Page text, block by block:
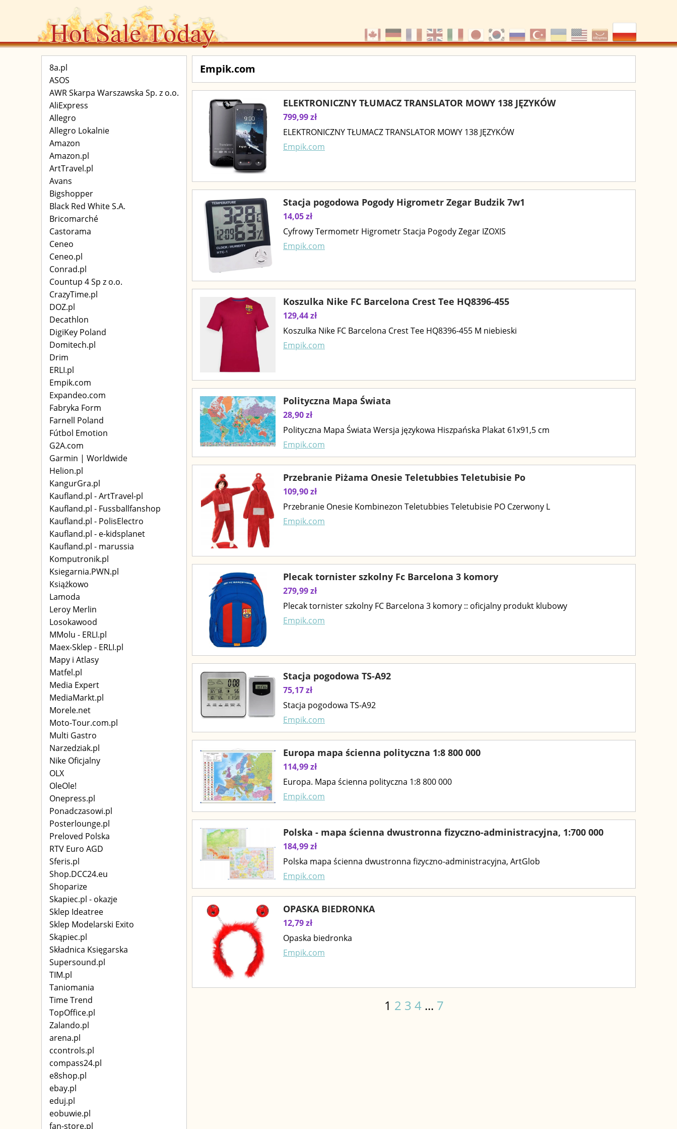
8a.pl
ASOS
AWR Skarpa Warszawska Sp. z o.o.
AliExpress
Allegro
Allegro Lokalnie
Amazon
Amazon.pl
ArtTravel.pl
Avans
Bigshopper
Black Red White S.A.
Bricomarché
Castorama
Ceneo
Ceneo.pl
Conrad.pl
Countup 4 Sp z o.o.
CrazyTime.pl
DOZ.pl
Decathlon
DigiKey Poland
Domitech.pl
Drim
ERLI.pl
Empik.com
Expandeo.com
Fabryka Form
Farnell Poland
Fútbol Emotion
G2A.com
Garmin | Worldwide
Helion.pl
KangurGra.pl
Kaufland.pl - ArtTravel-pl
Kaufland.pl - Fussballfanshop
Kaufland.pl - PolisElectro
Kaufland.pl - e-kidsplanet
Kaufland.pl - marussia
Komputronik.pl
Ksiegarnia.PWN.pl
Książkowo
Lamoda
Leroy Merlin
Losokawood
MMolu - ERLI.pl
Maex-Sklep - ERLI.pl
Mapy i Atlasy
Matfel.pl
Media Expert
MediaMarkt.pl
Morele.net
Moto-Tour.com.pl
Multi Gastro
Narzedziak.pl
Nike Oficjalny
OLX
OleOle!
Onepress.pl
Ponadczasowi.pl
Posterlounge.pl
Preloved Polska
RTV Euro AGD
Sferis.pl
Shop.DCC24.eu
Shoparize
Skapiec.pl - okazje
Sklep Ideatree
Sklep Modelarski Exito
Skąpiec.pl
Składnica Księgarska
Supersound.pl
TIM.pl
Taniomania
Time Trend
TopOffice.pl
Zalando.pl
arena.pl
ccontrols.pl
compass24.pl
e8shop.pl
ebay.pl
eduj.pl
eobuwie.pl
fan-store.pl
Empik.com
ELEKTRONICZNY TŁUMACZ TRANSLATOR MOWY 138 JĘZYKÓW
799,99 zł
ELEKTRONICZNY TŁUMACZ TRANSLATOR MOWY 138 JĘZYKÓW
Empik.com
Stacja pogodowa Pogody Higrometr Zegar Budzik 7w1
14,05 zł
Cyfrowy Termometr Higrometr Stacja Pogody Zegar IZOXIS
Empik.com
Koszulka Nike FC Barcelona Crest Tee HQ8396-455
129,44 zł
Koszulka Nike FC Barcelona Crest Tee HQ8396-455 M niebieski
Empik.com
Polityczna Mapa Świata
28,90 zł
Polityczna Mapa Świata Wersja językowa Hiszpańska Plakat 61x91,5 cm
Empik.com
Przebranie Piżama Onesie Teletubbies Teletubisie Po
109,90 zł
Przebranie Onesie Kombinezon Teletubbies Teletubisie PO Czerwony L
Empik.com
Plecak tornister szkolny Fc Barcelona 3 komory
279,99 zł
Plecak tornister szkolny FC Barcelona 3 komory :: oficjalny produkt klubowy
Empik.com
Stacja pogodowa TS-A92
75,17 zł
Stacja pogodowa TS-A92
Empik.com
Europa mapa ścienna polityczna 1:8 800 000
114,99 zł
Europa. Mapa ścienna polityczna 1:8 800 000
Empik.com
Polska - mapa ścienna dwustronna fizyczno-administracyjna, 1:700 000
184,99 zł
Polska mapa ścienna dwustronna fizyczno-administracyjna, ArtGlob
Empik.com
OPASKA BIEDRONKA
12,79 zł
Opaska biedronka
Empik.com
1 2 3 4... 7